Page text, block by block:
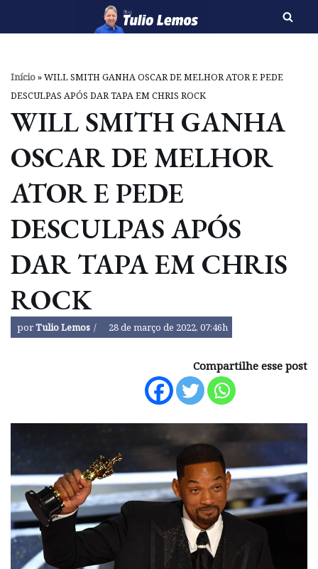
o
conteúdo
Início»WILL SMITH GANHA OSCAR DE MELHOR ATOR E PEDE
DESCULPAS APÓS DAR TAPA EM CHRIS ROCK
WILL SMITH GANHA
OSCAR DE MELHOR
ATOR E PEDE
DESCULPAS APÓS
DAR TAPA EM CHRIS
ROCK
porTulio Lemos 28 de março de 2022, 07:46h
Compartilhe esse post